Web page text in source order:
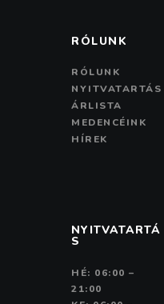
RÓLUNK
RÓLUNK
NYITVATARTÁS
ÁRLISTA
MEDENCÉINK
HÍREK
NYITVATARTÁ
S
HÉ: 06:00 –
21:00